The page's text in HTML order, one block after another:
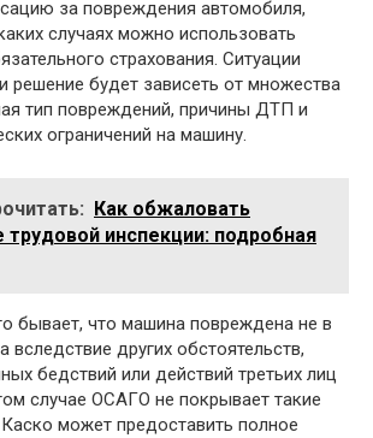
за повреждения автомобиля,
случаях можно использовать
страхования. Ситуации
решение будет зависеть от множества
тип повреждений, причины ДТП и
ограничений на машину.
Как обжаловать
трудовой инспекции: подробная
бывает, что машина повреждена не в
вследствие других обстоятельств,
бедствий или действий третьих лиц
случае ОСАГО не покрывает такие
может предоставить полное